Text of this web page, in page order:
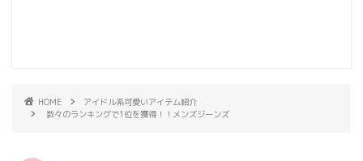
HOME
アイドル系可愛いアイテム紹介
数々のランキングで1位を獲得！！メンズジーンズ